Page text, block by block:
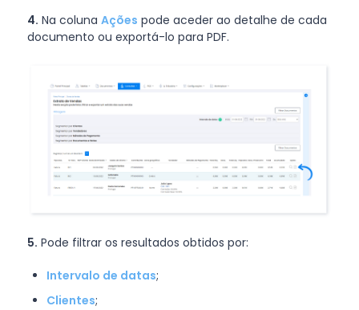
4. Na coluna Ações pode aceder ao detalhe de cada
documento ou exportá-lo para PDF.
5. Pode filtrar os resultados obtidos por:
Intervalo de datas;
Clientes;